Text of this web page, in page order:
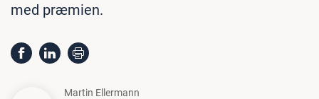
med præmien.
Martin Ellermann